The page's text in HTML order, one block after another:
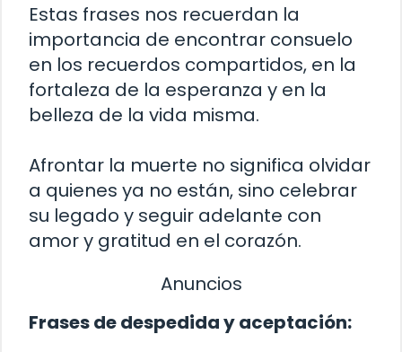
Estas frases nos recuerdan la
importancia de encontrar consuelo
en los recuerdos compartidos, en la
fortaleza de la esperanza y en la
belleza de la vida misma.
Afrontar la muerte no significa olvidar
a quienes ya no están, sino celebrar
su legado y seguir adelante con
amor y gratitud en el corazón.
Anuncios
Frases de despedida y aceptación: